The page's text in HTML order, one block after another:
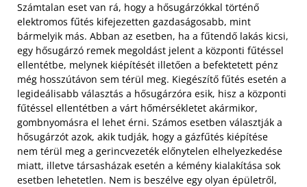
Számtalan eset van rá, hogy a hősugárzókkal történő
elektromos fűtés kifejezetten gazdaságosabb, mint
bármelyik más. Abban az esetben, ha a fűtendő lakás kicsi,
egy hősugárzó remek megoldást jelent a központi fűtéssel
ellentétbe, melynek kiépítését illetően a befektetett pénz
még hosszútávon sem térül meg. Kiegészítő fűtés esetén a
legideálisabb választás a hősugárzóra esik, hisz a központi
fűtéssel ellentétben a várt hőmérsékletet akármikor,
gombnyomásra el lehet érni. Számos esetben választják a
hősugárzót azok, akik tudják, hogy a gázfűtés kiépítése
nem térül meg a gerincvezeték előnytelen elhelyezkedése
miatt, illetve társasházak esetén a kémény kialakítása sok
esetben lehetetlen. Nem is beszélve egy olyan épületről,